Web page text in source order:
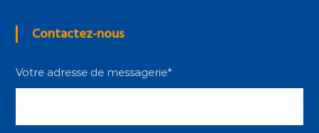
Contactez-nous
Votre adresse de messagerie*